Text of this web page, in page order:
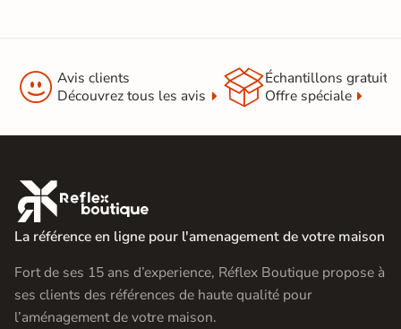
 Avis clients
Découvrez tous les avis
Échantillons gratuit
Offre spéciale

La référence en ligne pour l'amenagement de votre maison
Fort de ses 15 ans d’experience, Réflex Boutique propose à
ses clients des références de haute qualité pour
l’aménagement de votre maison.